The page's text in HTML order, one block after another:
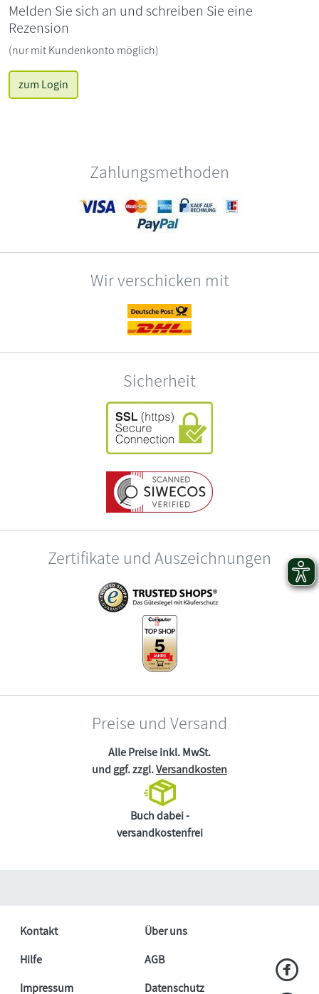
Melden Sie sich an und schreiben Sie eine
Rezension
(nur mit Kundenkonto möglich)
zum Login
Zahlungsmethoden
Wir verschicken mit
Sicherheit
Zertifikate und Auszeichnungen
Preise und Versand
Alle Preise inkl. MwSt.
und ggf. zzgl.Versandkosten
Buch dabei -
versandkostenfrei
Kontakt
Über uns
Hilfe
AGB
Impressum
Datenschutz